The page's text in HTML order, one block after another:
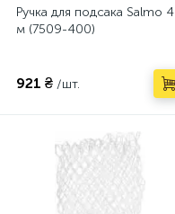
Ручка для подсака Salmo 4
м (7509-400)
921 ₴ /шт.